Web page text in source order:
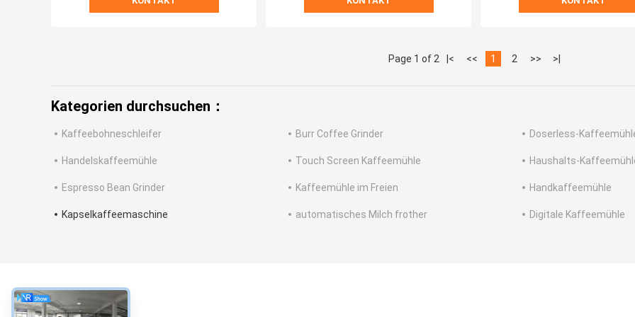
Page 1 of 2 |< << 1 2 >> >|
Kategorien durchsuchen：
Kaffeebohneschleifer Burr Coffee Grinder Doserless-
Handelskaffeemühle Touch Screen Kaffeemühle Haushalts-
Espresso Bean Grinder Kaffeemühle im Freien Handkaffeemühle
Kapselkaffeemaschine automatisches Milch frother Digitale Kaffeemühle